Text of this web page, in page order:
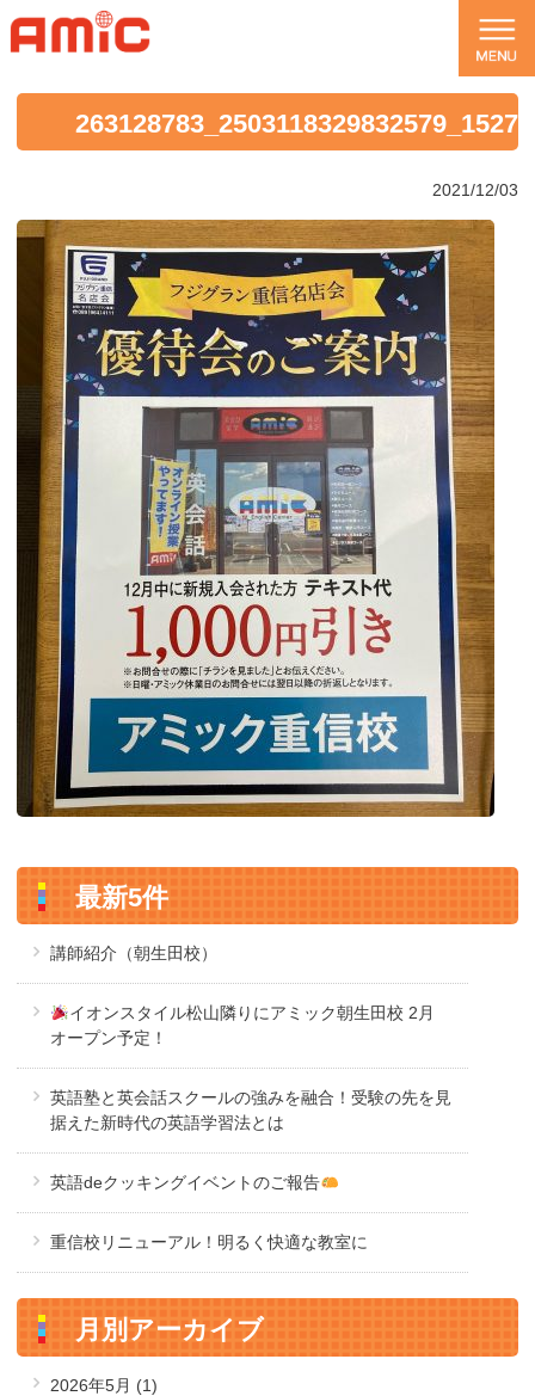
2021/12/03
最新5件
講師紹介（朝生田校）
イオンスタイル松山隣りにアミック朝生田校 2月
オープン予定！
英語塾と英会話スクールの強みを融合！受験の先を見
据えた新時代の英語学習法とは
英語deクッキングイベントのご報告
重信校リニューアル！明るく快適な教室に
月別アーカイブ
2026年5月 (1)